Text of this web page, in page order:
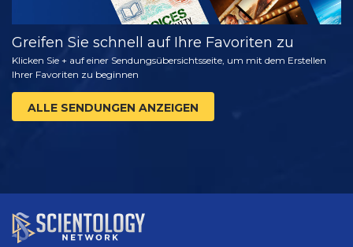
Greifen Sie schnell auf Ihre Favoriten zu
Klicken Sie + auf einer Sendungsübersichtsseite, um mit dem Erstellen
Ihrer Favoriten zu beginnen
ALLE SENDUNGEN ANZEIGEN